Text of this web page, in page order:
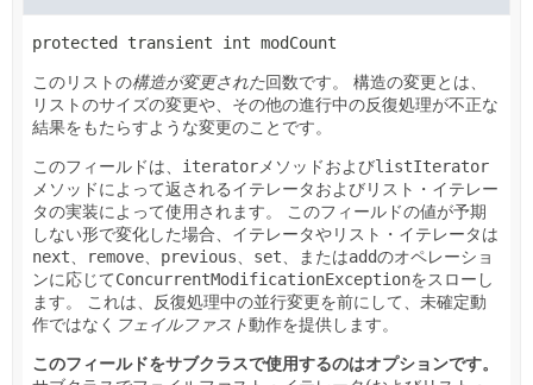
protected transient int modCount
このリストの構造が変更された回数です。
構造の変更とは、
リストのサイズの変更や、その他の進行中の反復処理が不正な
結果をもたらすような変更のことです。
このフィールドは、 iterator メソッドおよびlistIterator
メソッドによって返されるイテレータおよびリスト・イテレー
タの実装によって使用されます。
このフィールドの値が予期
しない形で変化した場合、イテレータやリスト・イテレータは
next
remove previous set 、またはaddのオペレーショ
ンに応じてConcurrentModificationExceptionをスローし
ます。
これは、反復処理中の並行変更を前にして、未確定動
作ではなく フェイルファスト動作を提供します。
このフィールドをサブクラスで使用するのはオプションです。